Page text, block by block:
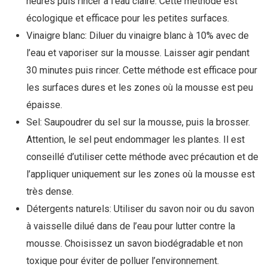
écologique et efficace pour les petites surfaces.
Vinaigre blanc: Diluer du vinaigre blanc à 10% avec de
l’eau et vaporiser sur la mousse. Laisser agir pendant
30 minutes puis rincer. Cette méthode est efficace pour
les surfaces dures et les zones où la mousse est peu
épaisse.
Sel: Saupoudrer du sel sur la mousse, puis la brosser.
Attention, le sel peut endommager les plantes. Il est
conseillé d’utiliser cette méthode avec précaution et de
l’appliquer uniquement sur les zones où la mousse est
très dense.
Détergents naturels: Utiliser du savon noir ou du savon
à vaisselle dilué dans de l’eau pour lutter contre la
mousse. Choisissez un savon biodégradable et non
toxique pour éviter de polluer l’environnement.